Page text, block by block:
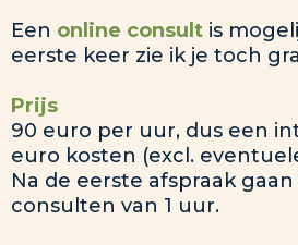
Een online consult is
eerste keer zie ik je toch
Prijs
90 euro per uur, dus een
euro kosten (excl.
Na de eerste afspraak
consulten van 1 uur.